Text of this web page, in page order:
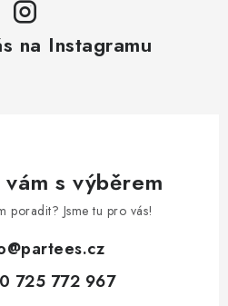
na Instagramu
vám s výběrem
poradit? Jsme tu pro vás!
@partees.cz
725 772 967